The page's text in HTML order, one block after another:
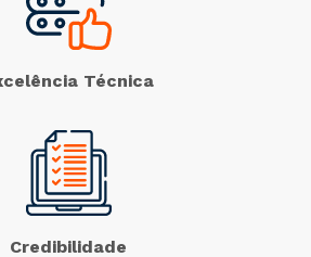
Técnica
Credibilidade